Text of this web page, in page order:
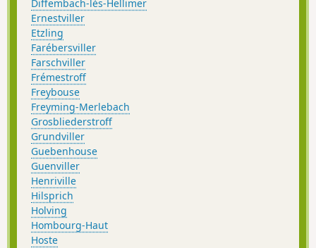
Diffembach-lès-Hellimer
Ernestviller
Etzling
Farébersviller
Farschviller
Frémestroff
Freybouse
Freyming-Merlebach
Grosbliederstroff
Grundviller
Guebenhouse
Guenviller
Henriville
Hilsprich
Holving
Hombourg-Haut
Hoste